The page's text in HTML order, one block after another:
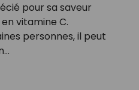
pour sa saveur
vitamine C.
personnes, il peut